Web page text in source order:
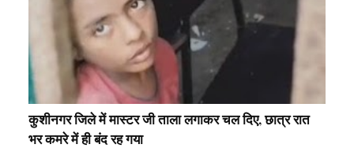
कुशीनगर जिले में मास्टर जी ताला लगाकर चल दिए, छात्र रात
भर कमरे में ही बंद रह गया